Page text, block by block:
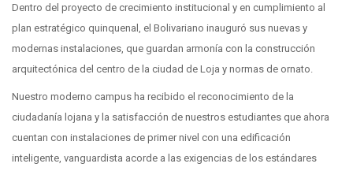
Dentro del proyecto de crecimiento institucional y en cumplimiento al
plan estratégico quinquenal, el Bolivariano inauguró sus nuevas y
modernas instalaciones, que guardan armonía con la construcción
arquitectónica del centro de la ciudad de Loja y normas de ornato.
Nuestro moderno campus ha recibido el reconocimiento de la
ciudadanía lojana y la satisfacción de nuestros estudiantes que ahora
cuentan con instalaciones de primer nivel con una edificación
inteligente, vanguardista acorde a las exigencias de los estándares